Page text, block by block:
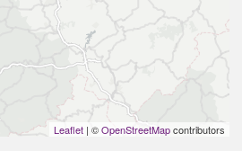
Leaflet | ©OpenStreetMapcontributors